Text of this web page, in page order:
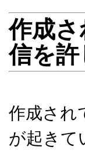
作成
信を
作成され
が起きて